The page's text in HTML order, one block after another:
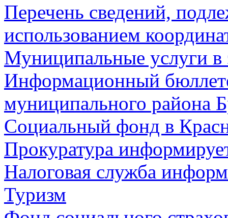
Перечень сведений,
использованием
Муниципальные услуги в
Информационный
муниципального района
Социальный фонд в
Прокуратура
Налоговая служба
Туризм